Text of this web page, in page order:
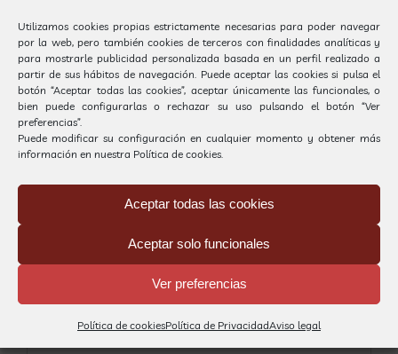
Utilizamos cookies propias estrictamente necesarias para poder navegar
por la web, pero también cookies de terceros con finalidades analíticas y
para mostrarle publicidad personalizada basada en un perfil realizado a
partir de sus hábitos de navegación. Puede aceptar las cookies si pulsa el
botón “Aceptar todas las cookies”, aceptar únicamente las funcionales, o
bien puede configurarlas o rechazar su uso pulsando el botón “Ver
preferencias”.
Puede modificar su configuración en cualquier momento y obtener más
información en nuestra Política de cookies.
Aceptar todas las cookies
Aceptar solo funcionales
Ver preferencias
Política de cookiesPolítica de PrivacidadAviso legal
PorGestió Carrilet | 14 febrero, 2013 | Eventos Sin comentarios
Deja tu comentario
Comentar